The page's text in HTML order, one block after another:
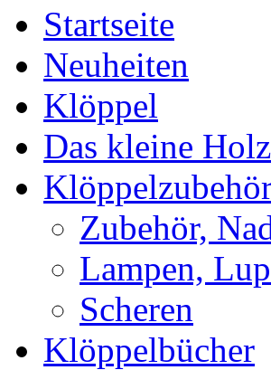
Startseite
Neuheiten
Klöppel
Das kleine
Zubehör,
Lampen,
Scheren
Klöppelbücher